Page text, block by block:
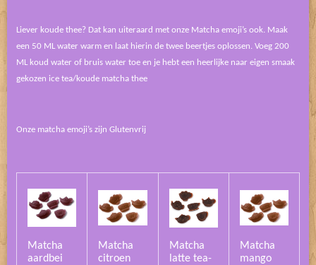
Liever koude thee? Dat kan uiteraard met onze Matcha emoji’s ook. Maak
een 50 ML water warm en laat hierin de twee beertjes oplossen. Voeg 200
ML koud water of bruis water toe en je hebt een heerlijke naar eigen smaak
gekozen ice tea/koude matcha thee
Onze matcha emoji’s zijn Glutenvrij
Matcha
aardbei
Matcha
citroen
Matcha
latte tea-
Matcha
mango